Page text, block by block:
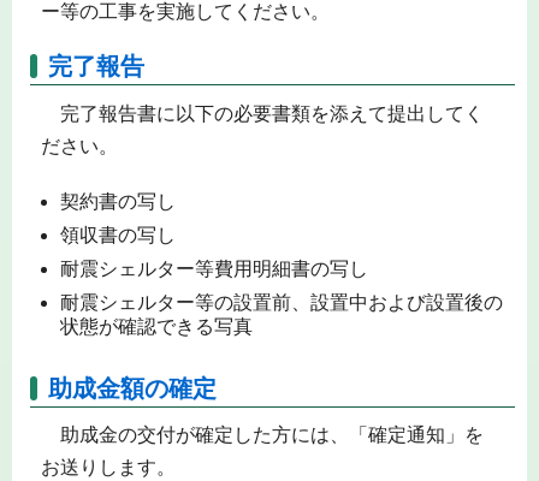
ー等の工事を実施してください。
完了報告
完了報告書に以下の必要書類を添えて提出してく
ださい。
契約書の写し
領収書の写し
耐震シェルター等費用明細書の写し
耐震シェルター等の設置前、設置中および設置後の
状態が確認できる写真
助成金額の確定
助成金の交付が確定した方には、「確定通知」を
お送りします。